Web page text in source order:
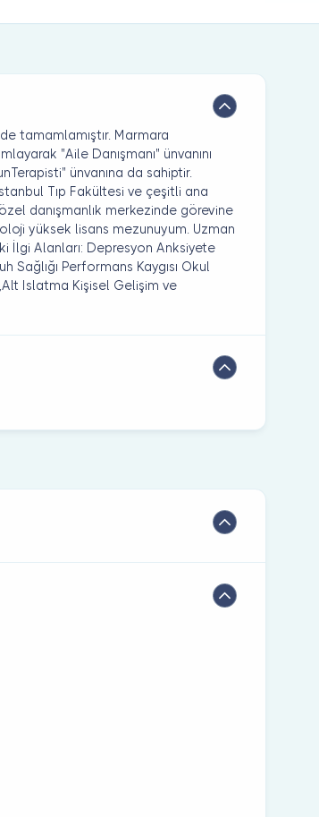
tamamlamıştır. Marmara
"Aile Danışmanı" ünvanını
ünvanına da sahiptir.
Tıp Fakültesi ve çeşitli ana
danışmanlık merkezinde görevine
yüksek lisans mezunuyum. Uzman
İlgi Alanları: Depresyon Anksiyete
Sağlığı Performans Kaygısı Okul
Islatma Kişisel Gelişim ve